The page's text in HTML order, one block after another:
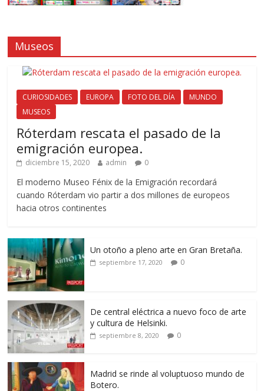
Museos
CURIOSIDADES EUROPA FOTO DEL DÍA
MUNDO
MUSEOS
Róterdam rescata el pasado de la
emigración europea.
diciembre 15, 2020 admin 0
El moderno Museo Fénix de la Emigración recordará
cuando Róterdam vio partir a dos millones de europeos
hacia otros continentes
Un otoño a pleno arte en Gran Bretaña.
septiembre 17, 2020 0
De central eléctrica a nuevo foco de arte
y cultura de Helsinki.
septiembre 8, 2020 0
Madrid se rinde al voluptuoso mundo de
Botero.